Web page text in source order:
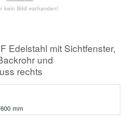
Edelstahl mit Sichtfenster,
und
rechts
mm